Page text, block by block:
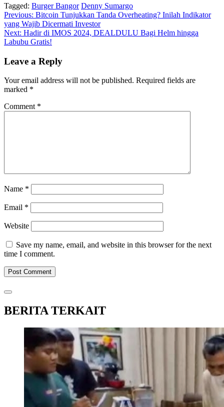
Tagged: Burger Bangor Denny Sumargo
Post
navigation
Previous: Bitcoin Tunjukkan Tanda Overheating? Inilah Indikator
yang Wajib Dicermati Investor
Next: Hadir di IMOS 2024, DEALDULU Bagi Helm hingga
Labubu Gratis!
Leave a Reply
Your email address will not be published. Required fields are
marked *
Comment *
Name *
Email *
Website
Save my name, email, and website in this browser for the next
time I comment.
BERITA TERKAIT